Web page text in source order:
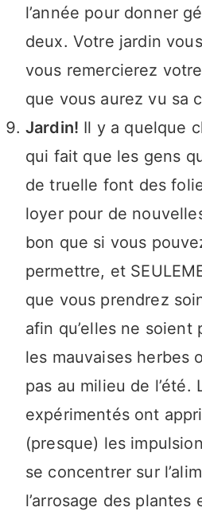
l’année pour donner
deux. Votre jardin
vous remercierez
que vous aurez vu sa
Jardin! Il y a quelque
qui fait que les gens
de truelle font des
loyer pour de
bon que si vous
permettre, et
que vous prendrez
afin qu’elles ne soient
les mauvaises herbes
pas au milieu de l’été.
expérimentés ont
(presque) les
se concentrer sur
l’arrosage des plantes